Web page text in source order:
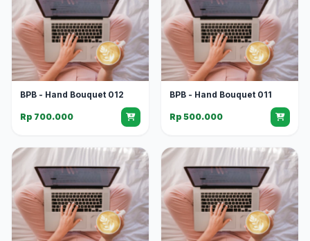
BPB - Hand Bouquet 012
Rp 700.000
BPB - Hand Bouquet 011
Rp 500.000